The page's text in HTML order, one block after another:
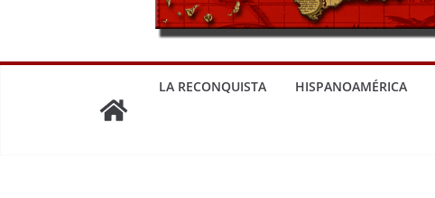
LA RECONQUISTA HISPANOAMÉRICA